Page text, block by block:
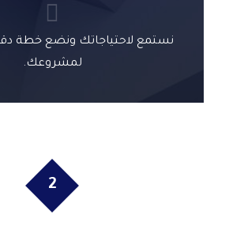
نستمع لاحتياجاتك ونضع خطة
لمشروعك.
2